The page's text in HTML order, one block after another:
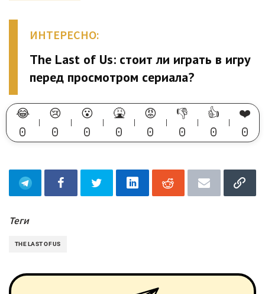
ИНТЕРЕСНО:
The Last of Us: стоит ли играть в игру
перед просмотром сериала?
😂
0
😢
0
😮
0
🤮
0
😡
0
👎
0
👍
0
❤️
0
Теги
THE LAST OF US